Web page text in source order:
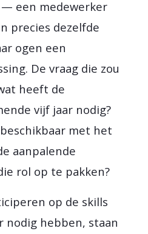
een medewerker
precies dezelfde
ogen een
De vraag die zou
heeft de
vijf jaar nodig?
met het
aanpalende
rol op te pakken?
op de skills
nodig hebben, staan